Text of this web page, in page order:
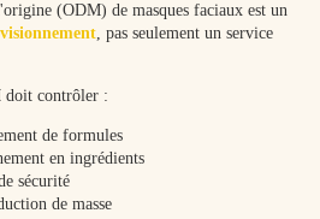
(ODM) de masques faciaux est un
, pas seulement un service
doit contrôler :
de formules
en ingrédients
sécurité
de masse